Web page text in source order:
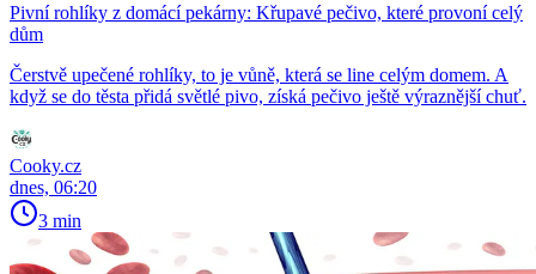
Pivní rohlíky z domácí pekárny: Křupavé pečivo, které provoní celý
dům
Čerstvě upečené rohlíky, to je vůně, která se line celým domem. A
když se do těsta přidá světlé pivo, získá pečivo ještě výraznější chuť.
Cooky.cz
dnes, 06:20
3 min